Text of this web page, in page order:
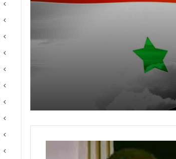
امساكية شهر رمضان لعام 2019 ستوكهولم
رمضان احلى مع ولادي